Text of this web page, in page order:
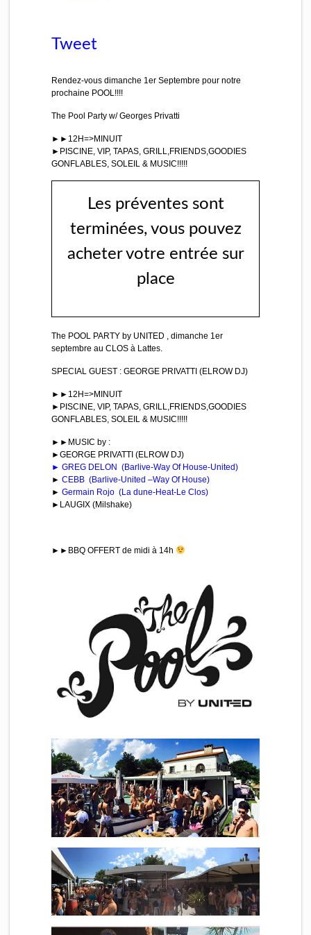
Tweet
Rendez-vous dimanche 1er Septembre pour notre
prochaine POOL!!!!
The Pool Party w/ Georges Privatti
►►12H=>MINUIT
►PISCINE, VIP, TAPAS, GRILL,FRIENDS,GOODIES
GONFLABLES, SOLEIL & MUSIC!!!!!
Les préventes sont
terminées, vous pouvez
acheter votre entrée sur
place
The POOL PARTY by UNITED , dimanche 1er
septembre au CLOS à Lattes.
SPECIAL GUEST : GEORGE PRIVATTI (ELROW DJ)
►►12H=>MINUIT
►PISCINE, VIP, TAPAS, GRILL,FRIENDS,GOODIES
GONFLABLES, SOLEIL & MUSIC!!!!!
►►MUSIC by :
►GEORGE PRIVATTI (ELROW DJ)
► GREG DELON (Barlive-Way Of House-United)
► CEBB (Barlive-United –Way Of House)
► Germain Rojo (La dune-Heat-Le Clos)
►LAUGIX (Milshake)
►►BBQ OFFERT de midi à 14h